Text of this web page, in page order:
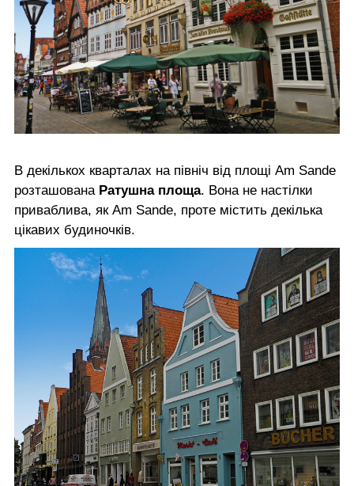
В декількох кварталах на північ від площі Am Sande
розташованаРатушна площа. Вона не настілки
приваблива, як Am Sande, проте містить декілька
цікавих будиночків.